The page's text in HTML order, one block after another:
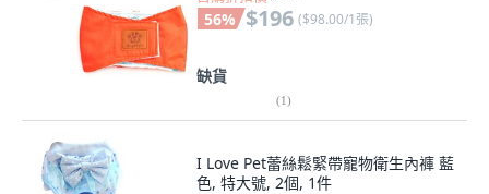
56% $196 ($98.00/1張)
缺貨
(1)
I Love Pet蕾絲鬆緊帶寵物衛生內褲 藍
色, 特大號, 2個, 1件